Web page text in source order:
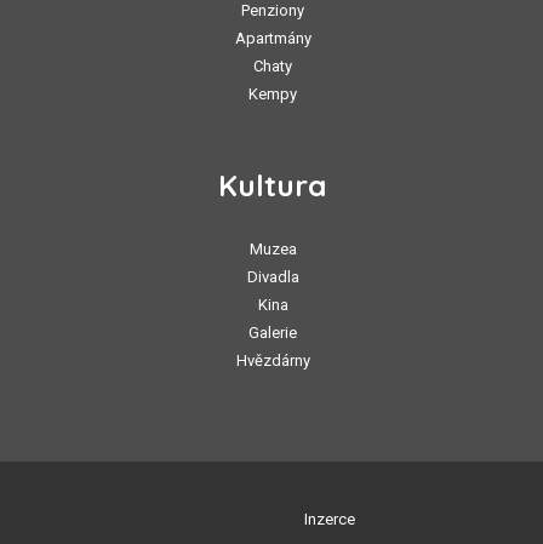
Penziony
Apartmány
Chaty
Kempy
Kultura
Muzea
Divadla
Kina
Galerie
Hvězdárny
Inzerce